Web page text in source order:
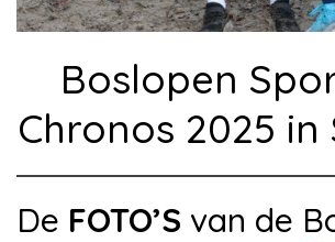
Boslopen
Chronos 2025 in
De FOTO’S van de